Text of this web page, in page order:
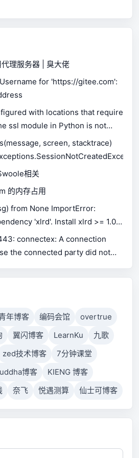
使用代理服务器 | 臭大佬
for 'https://gitee.com':
with locations that require
ssl module in Python is not
screen, stacktrace)
相关
的内存占用
from None ImportError:
'xlrd'. Install xlrd >= 1.0.0
pip or conda to install xlrd.
connectex: A connection
the connected party did not
connected host has failed
年博客 编码会馆
overtrue
翼闪博客 LearnKu
九歌
zed技术博客
7分钟课堂
博客
KIENG 博客
奈飞 悦遇测算 仙士可博客